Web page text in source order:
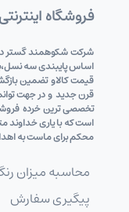
فروشگاه
اساس پایبندی سه
قیمت کالاو تضمین
قرن جدید و در جهت
تخصصی ترین خرده فروشی
است که با یاری خداوند
محکم برای ماست به
محاسبه میزان
پیگیری سفارش